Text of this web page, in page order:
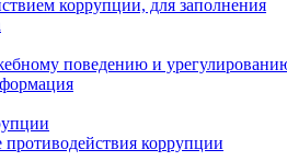
коррупции, для заполнения
поведению и
коррупции